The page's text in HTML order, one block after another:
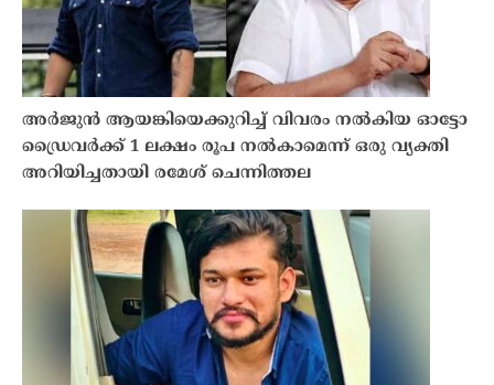
അർജുൻ ആയങ്കിയെക്കുറിച്ച് വിവരം നൽകിയ ഓട്ടോ
ഡ്രൈവർക്ക് 1 ലക്ഷം രൂപ നൽകാമെന്ന് ഒരു വ്യക്തി
അറിയിച്ചതായി രമേശ് ചെന്നിത്തല